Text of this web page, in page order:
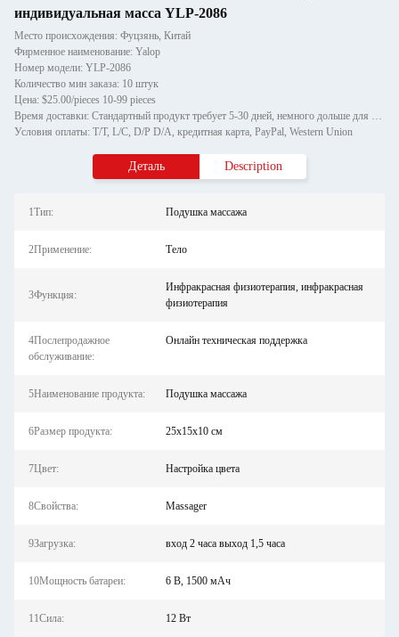
индивидуальная масса YLP-2086
Место происхождения: Фуцзянь, Китай
Фирменное наименование: Yalop
Номер модели: YLP-2086
Количество мин заказа: 10 штук
Цена: $25.00/pieces 10-99 pieces
Время доставки: Стандартный продукт требует 5-30 дней, немного дольше для индивидуальных продуктов.
Условия оплаты: T/T, L/C, D/P D/A, кредитная карта, PayPal, Western Union
Деталь Description
1Тип: Подушка массажа
2Применение: Тело
3Функция:
Инфракрасная физиотерапия, инфракрасная
физиотерапия
4Послепродажное
обслуживание:
Онлайн техническая поддержка
5Наименование продукта: Подушка массажа
6Размер продукта: 25х15х10 см
7Цвет: Настройка цвета
8Свойства: Massager
9Загрузка: вход 2 часа выход 1,5 часа
10Мощность батареи: 6 В, 1500 мАч
11Сила: 12 Вт